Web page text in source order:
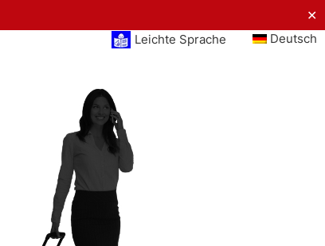
✕
Leichte Sprache
Deutsch